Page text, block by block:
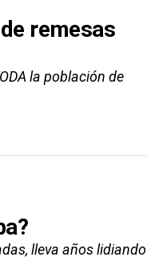
remesas
la población de
lleva años lidiando